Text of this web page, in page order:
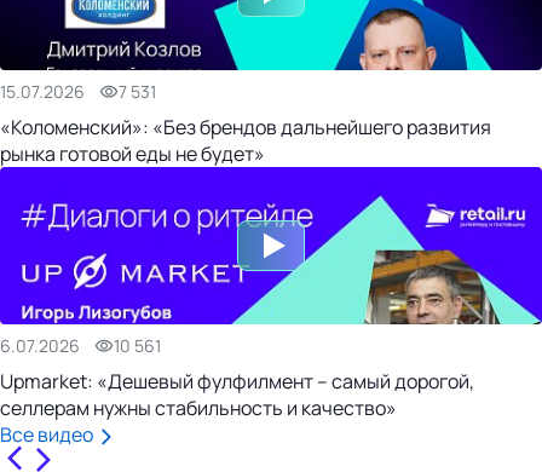
15.07.2026 7 531
«Коломенский»: «Без брендов дальнейшего развития
рынка готовой еды не будет»
6.07.2026 10 561
Upmarket: «Дешевый фулфилмент – самый дорогой,
селлерам нужны стабильность и качество»
Все видео